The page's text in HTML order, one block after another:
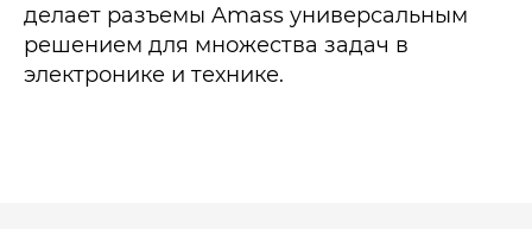
делает разъемы Amass универсальным
решением для множества задач в
электронике и технике.